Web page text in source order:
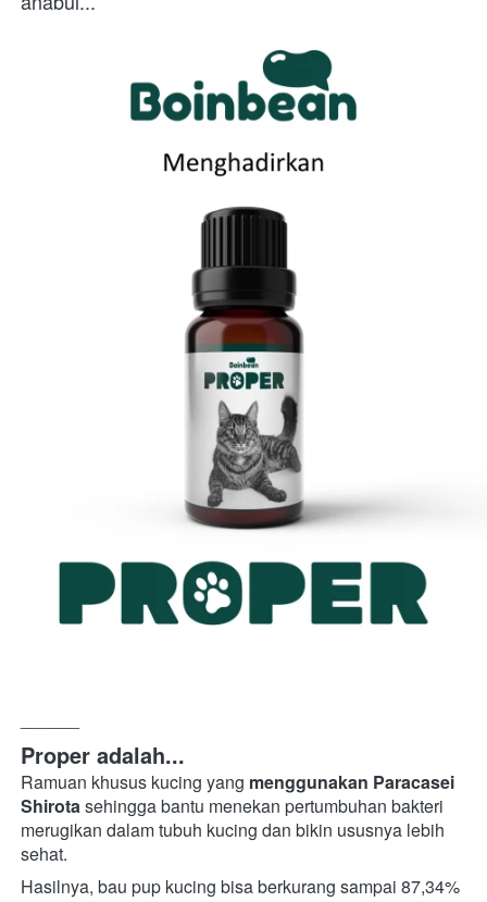
Proper adalah...
Ramuan khusus kucing yang menggunakan Paracasei
Shirota sehingga bantu menekan pertumbuhan bakteri
merugikan dalam tubuh kucing dan bikin ususnya lebih
sehat.
Hasilnya, bau pup kucing bisa berkurang sampai 87,34%